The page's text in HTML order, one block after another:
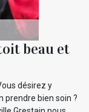
beau et
désirez y
prendre bien soin ?